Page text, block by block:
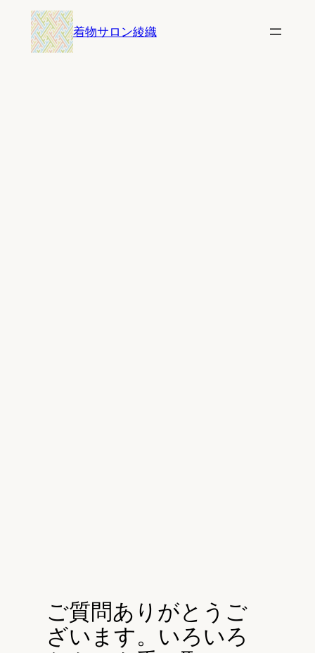
着物サロン綾織
ご質問ありがとうご
ざいます。いろいろ